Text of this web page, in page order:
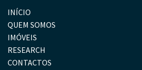
INÍCIO
QUEM SOMOS
IMÓVEIS
RESEARCH
CONTACTOS